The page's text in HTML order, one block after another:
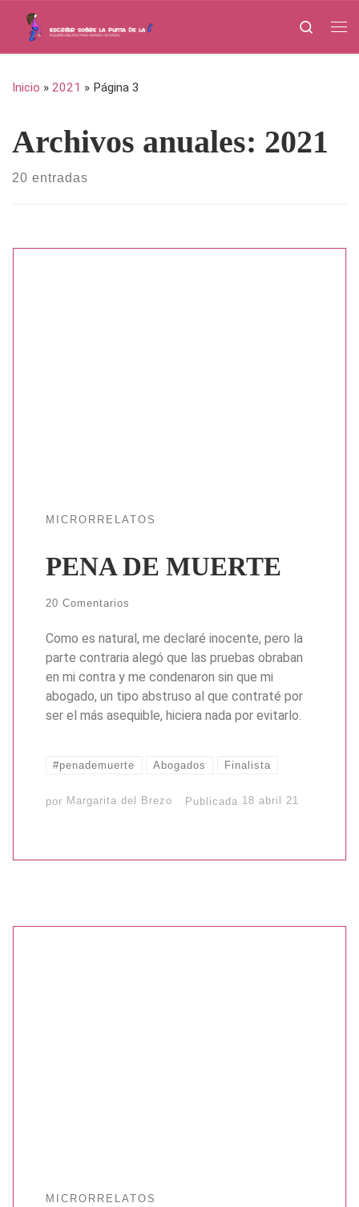
Saltar al contenido
Search
Inicio » 2021 » Página 3
Archivos anuales: 2021
20 entradas
MICRORRELATOS
PENA DE MUERTE
20 Comentarios
Como es natural, me declaré inocente, pero la
parte contraria alegó que las pruebas obraban
en mi contra y me condenaron sin que mi
abogado, un tipo abstruso al que contraté por
ser el más asequible, hiciera nada por evitarlo.
#penademuerte Abogados Finalista
por Margarita del Brezo Publicada 18 abril 21
MICRORRELATOS